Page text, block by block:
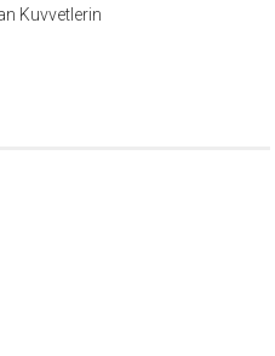
Kuvvetlerin